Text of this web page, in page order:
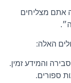
אתם מצליחים
האלה:
והמידע זמין.
ספורים.